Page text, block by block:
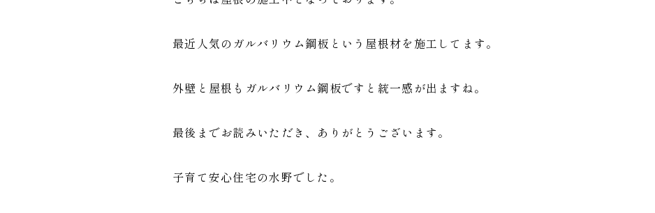
最近人気のガルバリウム鋼板という屋根材を施工してます。
外壁と屋根もガルバリウム鋼板ですと統一感が出ますね。
最後までお読みいただき、ありがとうございます。
子育て安心住宅の水野でした。